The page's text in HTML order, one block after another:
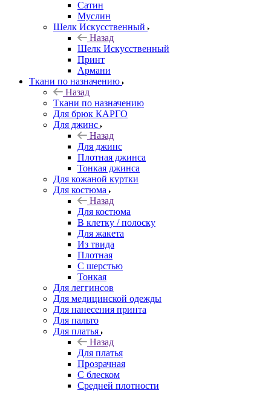
Сатин
Муслин
Шелк Искусственный
Назад
Шелк Искусственный
Принт
Армани
Ткани по назначению
Назад
Ткани по назначению
Для брюк КАРГО
Для джинс
Назад
Для джинс
Плотная джинса
Тонкая джинса
Для кожаной куртки
Для костюма
Назад
Для костюма
В клетку / полоску
Для жакета
Из твида
Плотная
С шерстью
Тонкая
Для леггинсов
Для медицинской одежды
Для нанесения принта
Для пальто
Для платья
Назад
Для платья
Прозрачная
С блеском
Средней плотности